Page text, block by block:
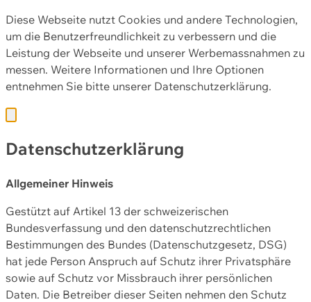
Diese Webseite nutzt Cookies und andere Technologien,
um die Benutzerfreundlichkeit zu verbessern und die
Leistung der Webseite und unserer Werbemassnahmen zu
messen. Weitere Informationen und Ihre Optionen
entnehmen Sie bitte unserer Datenschutzerklärung.
Datenschutzerklärung
Allgemeiner Hinweis
Gestützt auf Artikel 13 der schweizerischen
Bundesverfassung und den datenschutzrechtlichen
Bestimmungen des Bundes (Datenschutzgesetz, DSG)
hat jede Person Anspruch auf Schutz ihrer Privatsphäre
sowie auf Schutz vor Missbrauch ihrer persönlichen
Daten. Die Betreiber dieser Seiten nehmen den Schutz